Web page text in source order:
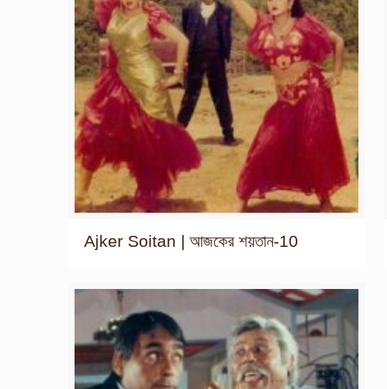
Ajker Soitan | আজকের শয়তান-10